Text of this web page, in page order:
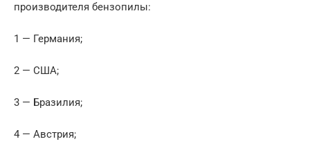
производителя бензопилы:
1 — Германия;
2 — США;
3 — Бразилия;
4 — Австрия;